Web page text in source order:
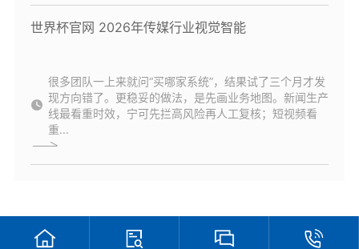
世界杯官网 2026年传媒行业视觉智能
很多团队一上来就问“买哪家系统”，结果试了三个月才发
现方向错了。更稳妥的做法，是先画业务地图。新闻生产
线最看重时效，宁可先拦高风险再人工复核；短视频看
重...